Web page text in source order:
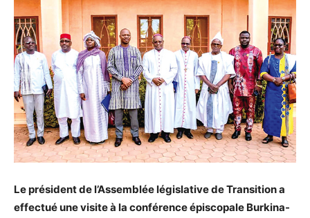
Le président de l’Assemblée législative de Transition a
effectué une visite à la conférence épiscopale Burkina-